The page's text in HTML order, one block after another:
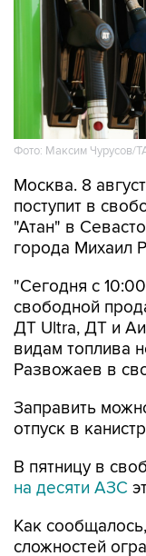
Фото: Максим Чурусов/
Москва. 8
поступит в
"Атан" в
города Михаил
"Сегодня с
свободной
ДТ Ultra, ДТ и
видам топлива
Развожаев в
Заправить
отпуск в
В пятницу в
на десяти АЗС
Как
сложностей